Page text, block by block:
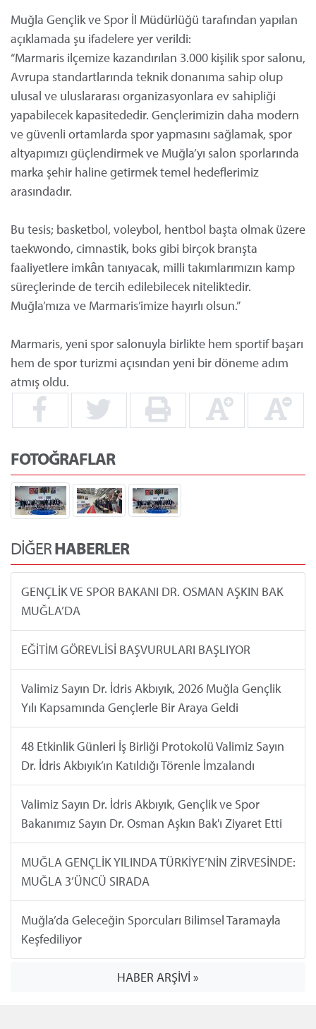
Muğla Gençlik ve Spor İl Müdürlüğü tarafından yapılan
açıklamada şu ifadelere yer verildi:
“Marmaris ilçemize kazandırılan 3.000 kişilik spor salonu,
Avrupa standartlarında teknik donanıma sahip olup
ulusal ve uluslararası organizasyonlara ev sahipliği
yapabilecek kapasitededir. Gençlerimizin daha modern
ve güvenli ortamlarda spor yapmasını sağlamak, spor
altyapımızı güçlendirmek ve Muğla’yı salon sporlarında
marka şehir haline getirmek temel hedeflerimiz
arasındadır.
Bu tesis; basketbol, voleybol, hentbol başta olmak üzere
taekwondo, cimnastik, boks gibi birçok branşta
faaliyetlere imkân tanıyacak, milli takımlarımızın kamp
süreçlerinde de tercih edilebilecek niteliktedir.
Muğla’mıza ve Marmaris’imize hayırlı olsun.”
Marmaris, yeni spor salonuyla birlikte hem sportif başarı
hem de spor turizmi açısından yeni bir döneme adım
atmış oldu.
FOTOĞRAFLAR
DİĞERHABERLER
GENÇLİK VE SPOR BAKANI DR. OSMAN AŞKIN BAK
MUĞLA’DA
EĞİTİM GÖREVLİSİ BAŞVURULARI BAŞLIYOR
Valimiz Sayın Dr. İdris Akbıyık, 2026 Muğla Gençlik
Yılı Kapsamında Gençlerle Bir Araya Geldi
48 Etkinlik Günleri İş Birliği Protokolü Valimiz Sayın
Dr. İdris Akbıyık’ın Katıldığı Törenle İmzalandı
Valimiz Sayın Dr. İdris Akbıyık, Gençlik ve Spor
Bakanımız Sayın Dr. Osman Aşkın Bak'ı Ziyaret Etti
MUĞLA GENÇLİK YILINDA TÜRKİYE’NİN ZİRVESİNDE:
MUĞLA 3’ÜNCÜ SIRADA
Muğla’da Geleceğin Sporcuları Bilimsel Taramayla
Keşfediliyor
HABER ARŞİVİ »